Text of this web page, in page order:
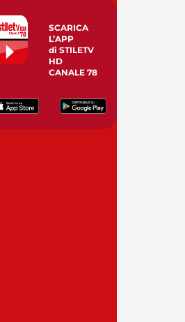
SCARICA
L’APP
di STILETV
HD
CANALE 78